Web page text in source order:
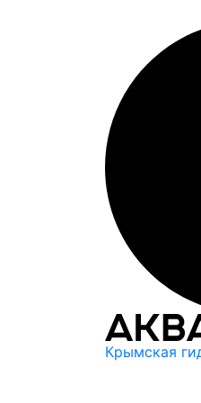
Крымская